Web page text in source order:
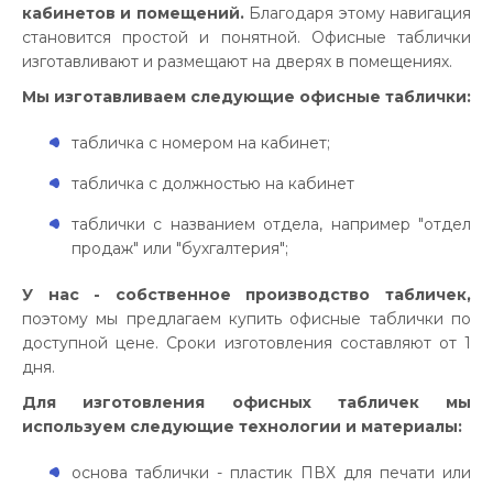
кабинетов и помещений.Благодаря этому навигация
становится простой и понятной. Офисные таблички
изготавливают и размещают на дверях в помещениях.
Мы изготавливаем следующие офисные таблички:
табличка с номером на кабинет;
табличка с должностью на кабинет
таблички с названием отдела, например "отдел
продаж" или "бухгалтерия";
У нас - собственное производство табличек,
поэтому мы предлагаем купить офисные таблички по
доступной цене. Сроки изготовления составляют от 1
дня.
Для изготовления офисных табличек мы
используем следующие технологии и материалы:
основа таблички - пластик ПВХ для печати или